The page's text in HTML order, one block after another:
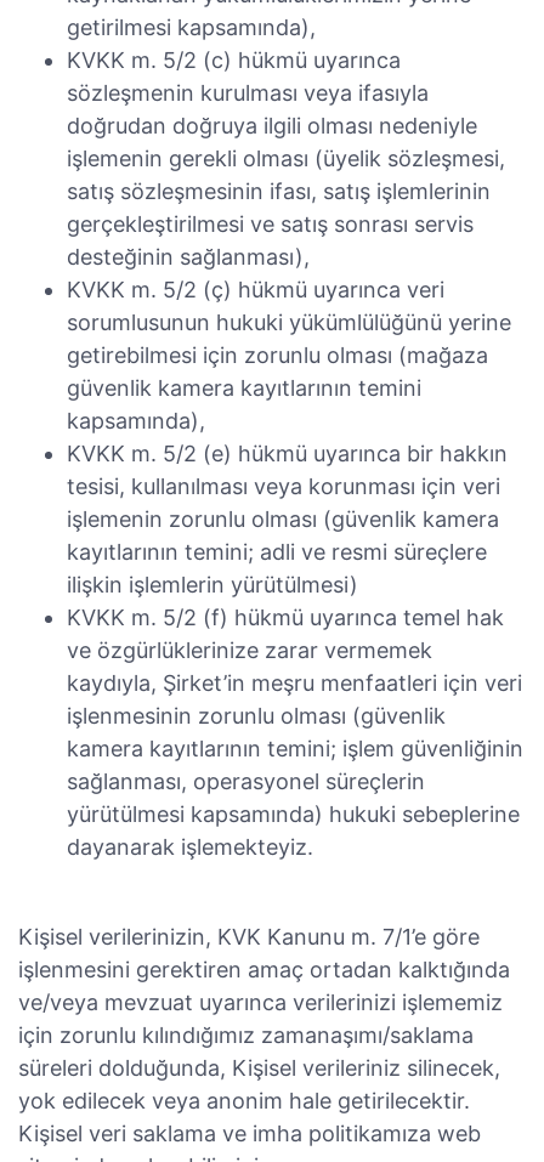
getirilmesi kapsamında),
KVKK m. 5/2 (c) hükmü uyarınca
sözleşmenin kurulması veya ifasıyla
doğrudan doğruya ilgili olması nedeniyle
işlemenin gerekli olması (üyelik sözleşmesi,
satış sözleşmesinin ifası, satış işlemlerinin
gerçekleştirilmesi ve satış sonrası servis
desteğinin sağlanması),
KVKK m. 5/2 (ç) hükmü uyarınca veri
sorumlusunun hukuki yükümlülüğünü yerine
getirebilmesi için zorunlu olması (mağaza
güvenlik kamera kayıtlarının temini
kapsamında),
KVKK m. 5/2 (e) hükmü uyarınca bir hakkın
tesisi, kullanılması veya korunması için veri
işlemenin zorunlu olması (güvenlik kamera
kayıtlarının temini; adli ve resmi süreçlere
ilişkin işlemlerin yürütülmesi)
KVKK m. 5/2 (f) hükmü uyarınca temel hak
ve özgürlüklerinize zarar vermemek
kaydıyla, Şirket’in meşru menfaatleri için veri
işlenmesinin zorunlu olması (güvenlik
kamera kayıtlarının temini; işlem güvenliğinin
sağlanması, operasyonel süreçlerin
yürütülmesi kapsamında) hukuki sebeplerine
dayanarak işlemekteyiz.
Kişisel verilerinizin, KVK Kanunu m. 7/1’e göre
işlenmesini gerektiren amaç ortadan kalktığında
ve/veya mevzuat uyarınca verilerinizi işlememiz
için zorunlu kılındığımız zamanaşımı/saklama
süreleri dolduğunda, Kişisel verileriniz silinecek,
yok edilecek veya anonim hale getirilecektir.
Kişisel veri saklama ve imha politikamıza web